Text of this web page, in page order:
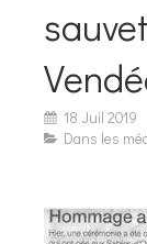
18 Juil 2019
Dans les